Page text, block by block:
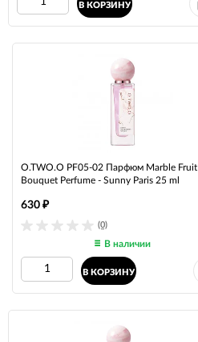
В КОРЗИНУ
O.TWO.O PF05-02 Парфюм Marble Fruit
Bouquet Perfume - Sunny Paris 25 ml
(0)
630 ₽
В наличии
В КОРЗИНУ